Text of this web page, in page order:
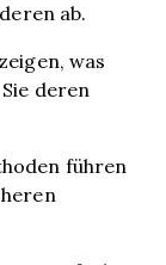
ab.
was
deren
führen